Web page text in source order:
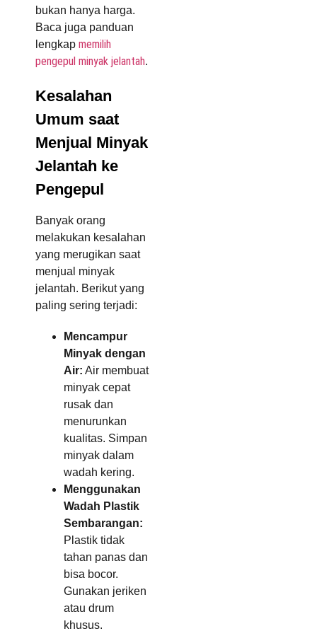
bukan hanya harga.
Baca juga panduan
lengkap memilih
pengepul minyak jelantah.
Kesalahan
Umum saat
Menjual Minyak
Jelantah ke
Pengepul
Banyak orang
melakukan kesalahan
yang merugikan saat
menjual minyak
jelantah. Berikut yang
paling sering terjadi:
Mencampur
Minyak dengan
Air: Air membuat
minyak cepat
rusak dan
menurunkan
kualitas. Simpan
minyak dalam
wadah kering.
Menggunakan
Wadah Plastik
Sembarangan:
Plastik tidak
tahan panas dan
bisa bocor.
Gunakan jeriken
atau drum
khusus.